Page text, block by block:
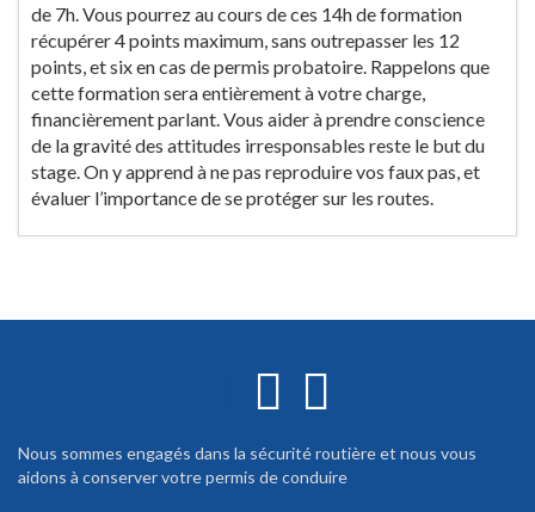
de 7h. Vous pourrez au cours de ces 14h de formation
récupérer 4 points maximum, sans outrepasser les 12
points, et six en cas de permis probatoire. Rappelons que
cette formation sera entièrement à votre charge,
financièrement parlant. Vous aider à prendre conscience
de la gravité des attitudes irresponsables reste le but du
stage. On y apprend à ne pas reproduire vos faux pas, et
évaluer l’importance de se protéger sur les routes.
Nous sommes engagés dans la sécurité routière et nous vous
aidons à conserver votre permis de conduire